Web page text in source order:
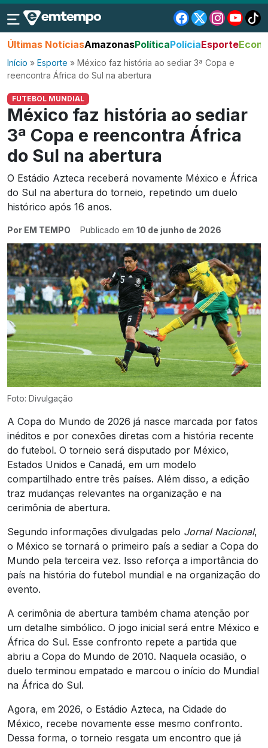
Últimas NotíciasAmazonasPolíticaPolíciaEsporte
Início » Esporte » México faz história ao sediar 3ª Copa e
reencontra África do Sul na abertura
FUTEBOL MUNDIAL
México faz história ao sediar
3ª Copa e reencontra África
do Sul na abertura
O Estádio Azteca receberá novamente México e África
do Sul na abertura do torneio, repetindo um duelo
histórico após 16 anos.
Por EM TEMPO Publicado em 10 de junho de 2026
Foto: Divulgação
A Copa do Mundo de 2026 já nasce marcada por fatos
inéditos e por conexões diretas com a história recente
do futebol. O torneio será disputado por México,
Estados Unidos e Canadá, em um modelo
compartilhado entre três países. Além disso, a edição
traz mudanças relevantes na organização e na
cerimônia de abertura.
Segundo informações divulgadas pelo Jornal Nacional,
o México se tornará o primeiro país a sediar a Copa do
Mundo pela terceira vez. Isso reforça a importância do
país na história do futebol mundial e na organização do
evento.
A cerimônia de abertura também chama atenção por
um detalhe simbólico. O jogo inicial será entre México e
África do Sul. Esse confronto repete a partida que
abriu a Copa do Mundo de 2010. Naquela ocasião, o
duelo terminou empatado e marcou o início do Mundial
na África do Sul.
Agora, em 2026, o Estádio Azteca, na Cidade do
México, recebe novamente esse mesmo confronto.
Dessa forma, o torneio resgata um encontro que já